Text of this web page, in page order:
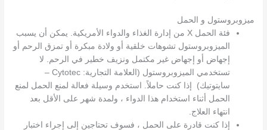
ميزوبروستول و الحمل
فئة الحمل X من إدارة الغذاء والدواء الأمريكية. يمكن أن يسبب
الميزوبروستول تشوهات خلقية أو ولادة مبكرة أو تمزق الرحم أو
إجهاض أو إجهاض غير مكتمل ونزيف خطير في الرحم. لا
تستخدمي الميزوبروستول (العلامة التجارية: Cytotec –
سايتوتيك) إذا كنت حاملاً. استخدم وسيلة فعالة لمنع الحمل لمنع
الحمل أثناء استخدام هذا الدواء ، ولمدة شهر على الأقل بعد
انتهاء العلاج.
إذا كنت قادرة على الحمل ، فسوف تحتاجين إلى إجراء اختبار